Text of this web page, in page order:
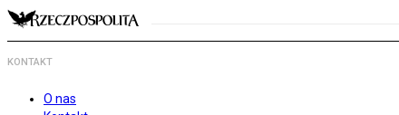
KONTAKT
O nas